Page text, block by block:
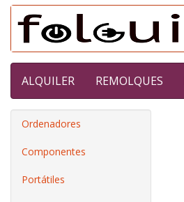
ALQUILER REMOLQUES
Ordenadores
Componentes
Portátiles